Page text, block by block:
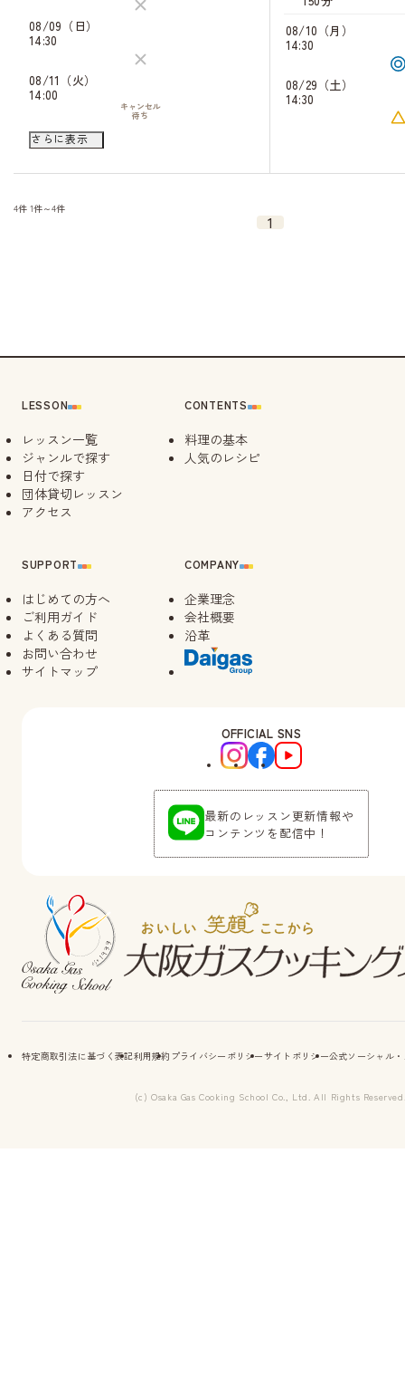
08/09（日）
14:30
08/11（火）
14:00
キャンセル
待ち
08/28（金）
14:00
さらに表示
08/10（月）
14:30
08/29（土）
14:30
4件 1件～4件
1
LESSON
レッスン一覧
ジャンルで探す
日付で探す
団体貸切レッスン
アクセス
SUPPORT
はじめての方へ
ご利用ガイド
よくある質問
お問い合わせ
サイトマップ
CONTENTS
料理の基本
人気のレシピ
COMPANY
企業理念
会社概要
沿革
OFFICIAL SNS
最新のレッスン更新情報や
コンテンツを配信中！
特定商取引法に基づく表記利用規約 プライバシーポリシーサイトポリシー公式ソーシャル
(c) Osaka Gas Cooking School Co., Ltd. All Rights